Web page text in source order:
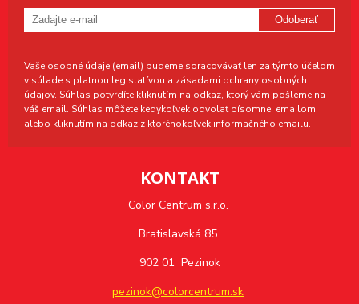
Odoberať
Vaše osobné údaje (email) budeme spracovávať len za týmto účelom
v súlade s platnou legislatívou a zásadami ochrany osobných
údajov. Súhlas potvrdíte kliknutím na odkaz, ktorý vám pošleme na
váš email. Súhlas môžete kedykoľvek odvolať písomne, emailom
alebo kliknutím na odkaz z ktoréhokoľvek informačného emailu.
KONTAKT
Color Centrum s.r.o.
Bratislavská 85
902 01 Pezinok
pezinok@colorcentrum.sk